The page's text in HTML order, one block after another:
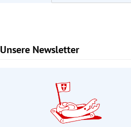
Unsere Newsletter
Slide 1 von 9